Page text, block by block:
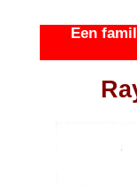
Een